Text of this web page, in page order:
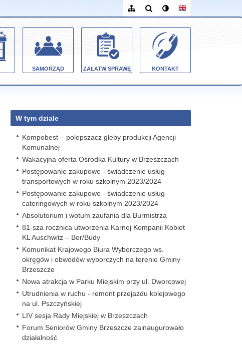
SAMORZĄD ZAŁATW SPRAWĘ KONTAKT
W tym dziale
Kompobest – polepszacz gleby produkcji Agencji
Komunalnej
Wakacyjna oferta Ośrodka Kultury w Brzeszczach
Postępowanie zakupowe - świadczenie usług
transportowych w roku szkolnym 2023/2024
Postępowanie zakupowe - świadczenie usług
cateringowych w roku szkolnym 2023/2024
Absolutorium i wotum zaufania dla Burmistrza
81-sza rocznica utworzenia Karnej Kompanii Kobiet
KL Auschwitz – Bor/Budy
Komunikat Krajowego Biura Wyborczego ws.
okręgów i obwodów wyborczych na terenie Gminy
Brzeszcze
Nowa atrakcja w Parku Miejskim przy ul. Dworcowej
Utrudnienia w ruchu - remont przejazdu kolejowego
na ul. Pszczyńskiej
LIV sesja Rady Miejskiej w Brzeszczach
Forum Seniorów Gminy Brzeszcze zainaugurowało
działalność